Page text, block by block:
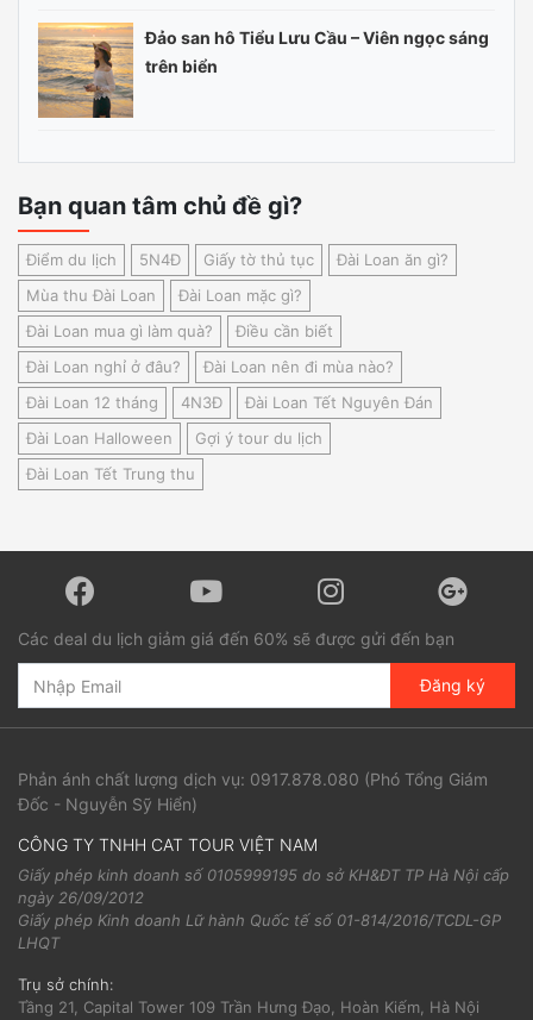
Đảo san hô Tiểu Lưu Cầu – Viên ngọc sáng
trên biển
Bạn quan tâm chủ đề gì?
Điểm du lịch 5N4Đ Giấy tờ thủ tục
Đài Loan ăn gì?
Mùa thu Đài Loan
Đài Loan mặc gì?
Đài Loan mua gì làm quà?
Điều cần biết
Đài Loan nghỉ ở đâu?
Đài Loan nên đi mùa nào?
Đài Loan 12 tháng
4N3Đ
Đài Loan Tết Nguyên Đán
Đài Loan Halloween
Gợi ý tour du lịch
Đài Loan Tết Trung thu
Các deal du lịch giảm giá đến 60% sẽ được gửi đến bạn
Đăng ký
Phản ánh chất lượng dịch vụ: 0917.878.080 (Phó Tổng Giám
Đốc - Nguyễn Sỹ Hiển)
CÔNG TY TNHH CAT TOUR VIỆT NAM
Giấy phép kinh doanh số 0105999195 do sở KH&ĐT TP Hà Nội cấp
ngày 26/09/2012
Giấy phép Kinh doanh Lữ hành Quốc tế số 01-814/2016/TCDL-GP
LHQT
Trụ sở chính:
Tầng 21, Capital Tower 109 Trần Hưng Đạo, Hoàn Kiếm, Hà Nội